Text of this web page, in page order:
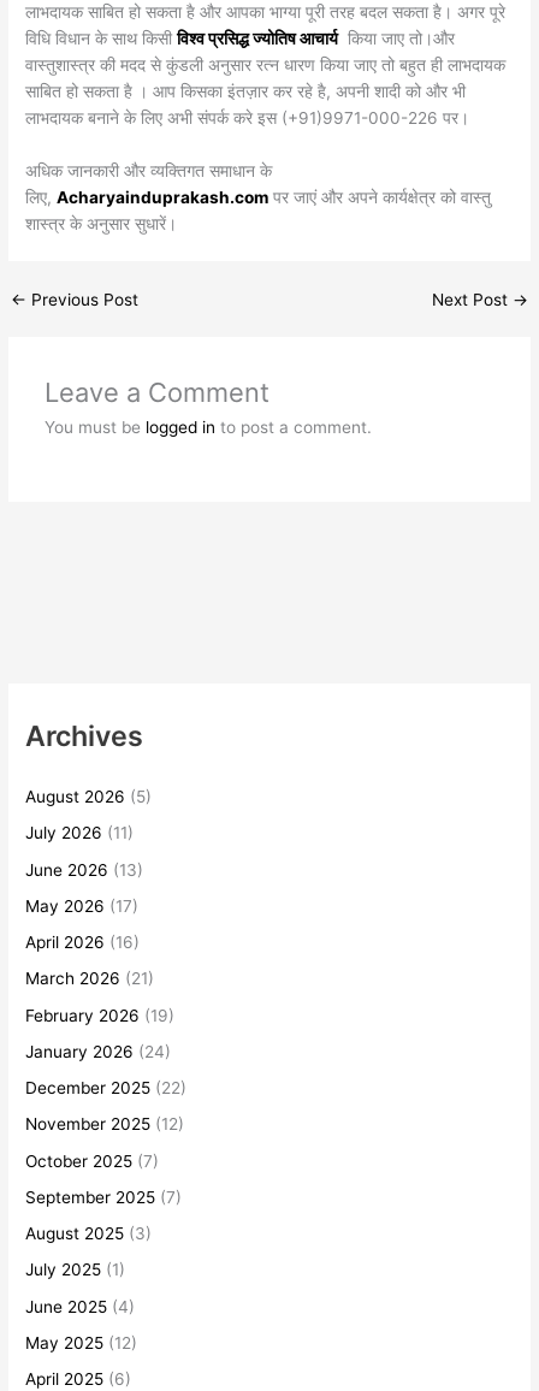
लाभदायक साबित हो सकता है और आपका भाग्या पूरी तरह बदल सकता है। अगर पूरे
विधि विधान के साथ किसीविश्व प्रसिद्ध ज्योतिष आचार्य किया जाए तो।और
वास्तुशास्त्र की मदद से कुंडली अनुसार रत्न धारण किया जाए तो बहुत ही लाभदायक
साबित हो सकता है । आप किसका इंतज़ार कर रहे है, अपनी शादी को और भी
लाभदायक बनाने के लिए अभी संपर्क करे इस (+91)9971-000-226 पर।
अधिक जानकारी और व्यक्तिगत समाधान के
लिए,Acharyainduprakash.com पर जाएं और अपने कार्यक्षेत्र को वास्तु
शास्त्र के अनुसार सुधारें।
← Previous Post Next Post →
Leave a Comment
You must be logged in to post a comment.
Archives
August 2026 (5)
July 2026 (11)
June 2026 (13)
May 2026 (17)
April 2026 (16)
March 2026 (21)
February 2026 (19)
January 2026 (24)
December 2025 (22)
November 2025 (12)
October 2025 (7)
September 2025 (7)
August 2025 (3)
July 2025 (1)
June 2025 (4)
May 2025 (12)
April 2025 (6)